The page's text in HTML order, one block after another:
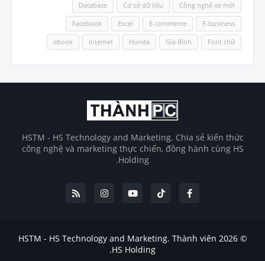
Công nghệ xe mới
Cơ sở dữ liệu
Database
E-business
E-commerce
Excel
Facebook
Font chữ
Gia đình
Honda
Internet
ebook
HSTM - HS Technology and Marketing. Chia sẻ kiến thức
công nghệ và marketing thực chiến, đồng hành cùng HS
Holding.
© 2026
HSTM - HS Technology and Marketing. Thành viên
HS Holding
.